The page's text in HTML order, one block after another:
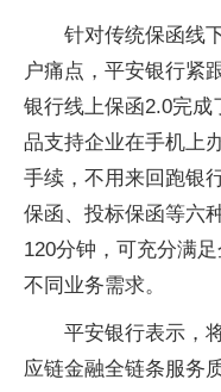
针对传统保函线
户痛点， 平安银行紧
银行线上保函2.0完
品支持企业在手机上
手续，不用来回跑银
保函、投标保函等六
120分钟，可充分满
不同业务需求。
平安银行表示，
应链金融全链条服务